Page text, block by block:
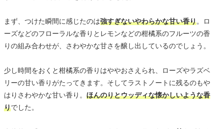
まず、つけた瞬間に感じたのは強すぎないやわらかな甘い香り。ロ
ーズなどのフローラルな香りとレモンなどの柑橘系のフルーツの香
りの組み合わせが、さわやかな甘さを醸し出しているのでしょう。
少し時間をおくと柑橘系の香りはややおさえられ、ローズやラズベ
リーの甘い香りがたってきます。そしてラストノートに残るのもや
はりさわやかな甘い香り。 ほんのりとウッディな懐かしいような香
りでした。